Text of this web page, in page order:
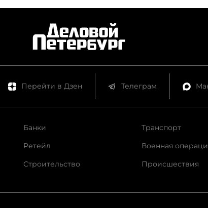
Перейти в Дзен Телеграм
Банки
Ретейл
Строительство
Транспорт
Военная
Происшествия